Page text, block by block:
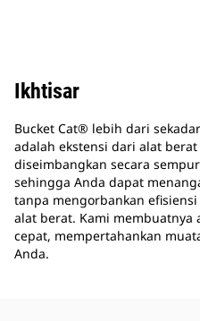
Ikhtisar
Bucket Cat® lebih dari
adalah ekstensi dari alat
diseimbangkan secara
sehingga Anda dapat
tanpa mengorbankan
alat berat. Kami
cepat, mempertahankan
Anda.